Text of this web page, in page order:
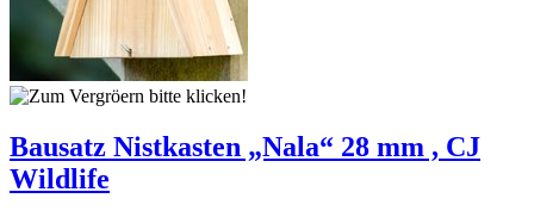
Bausatz Nistkasten „Nala“ 28 mm , CJ
Wildlife